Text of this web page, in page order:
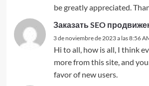
be greatly appreciated.
Заказать SEO
3 de noviembre de 2023 a las 8:56
Hi to all, how is all, I think
more from this site, and
favor of new users.